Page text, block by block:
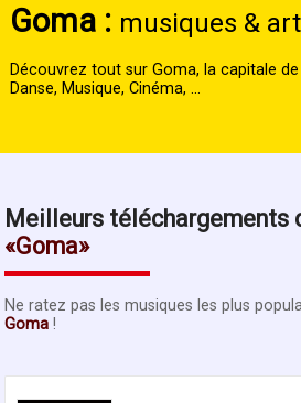
Goma : musiques &
Découvrez tout sur Goma, la capitale
Danse, Musique, Cinéma, ...
Meilleurs téléchargements
Goma
Ne ratez pas les musiques les plus
Goma !